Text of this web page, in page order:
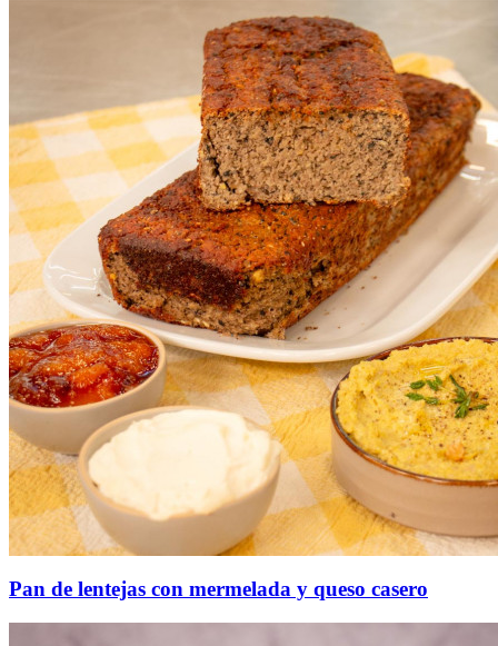
Pan de lentejas con mermelada y queso casero